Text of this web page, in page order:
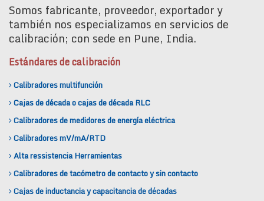
Somos fabricante, proveedor, exportador y
también nos especializamos en servicios de
calibración; con sede en Pune, India.
Estándares de calibración
Calibradores multifunción
Cajas de década o cajas de década RLC
Calibradores de medidores de energía eléctrica
Calibradores mV/mA/RTD
Alta ressistencia Herramientas
Calibradores de tacómetro de contacto y sin contacto
Cajas de inductancia y capacitancia de décadas